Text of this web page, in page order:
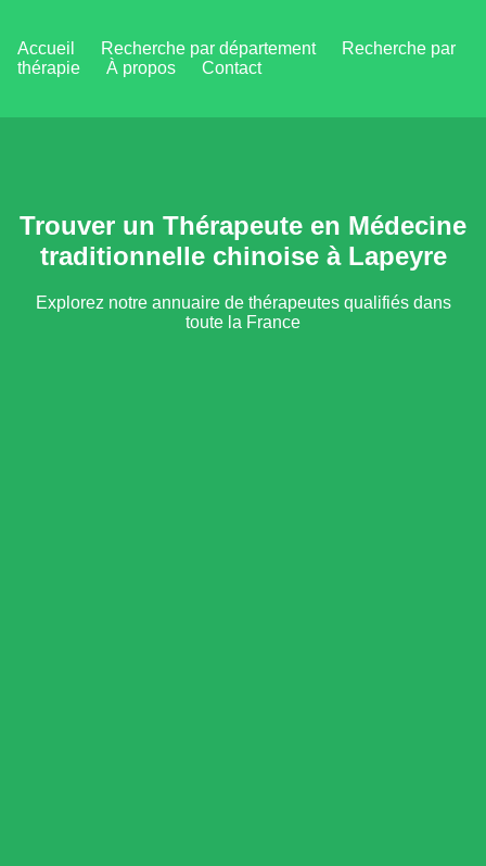
Accueil Recherche par département
Recherche par
thérapie
À propos Contact
Trouver un Thérapeute en Médecine
traditionnelle chinoise à Lapeyre
Explorez notre annuaire de thérapeutes qualifiés dans
toute la France